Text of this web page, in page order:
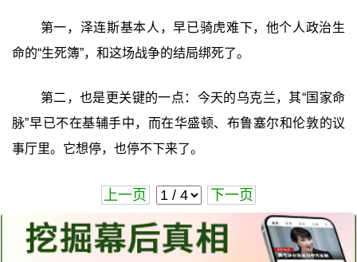
第一，泽连斯基本人，早已骑虎难下，他个人政治生
命的“生死簿”，和这场战争的结局绑死了。
第二，也是更关键的一点：今天的乌克兰，其“国家命
脉”早已不在基辅手中，而在华盛顿、布鲁塞尔和伦敦的议
事厅里。它想停，也停不下来了。
上一页 下一页